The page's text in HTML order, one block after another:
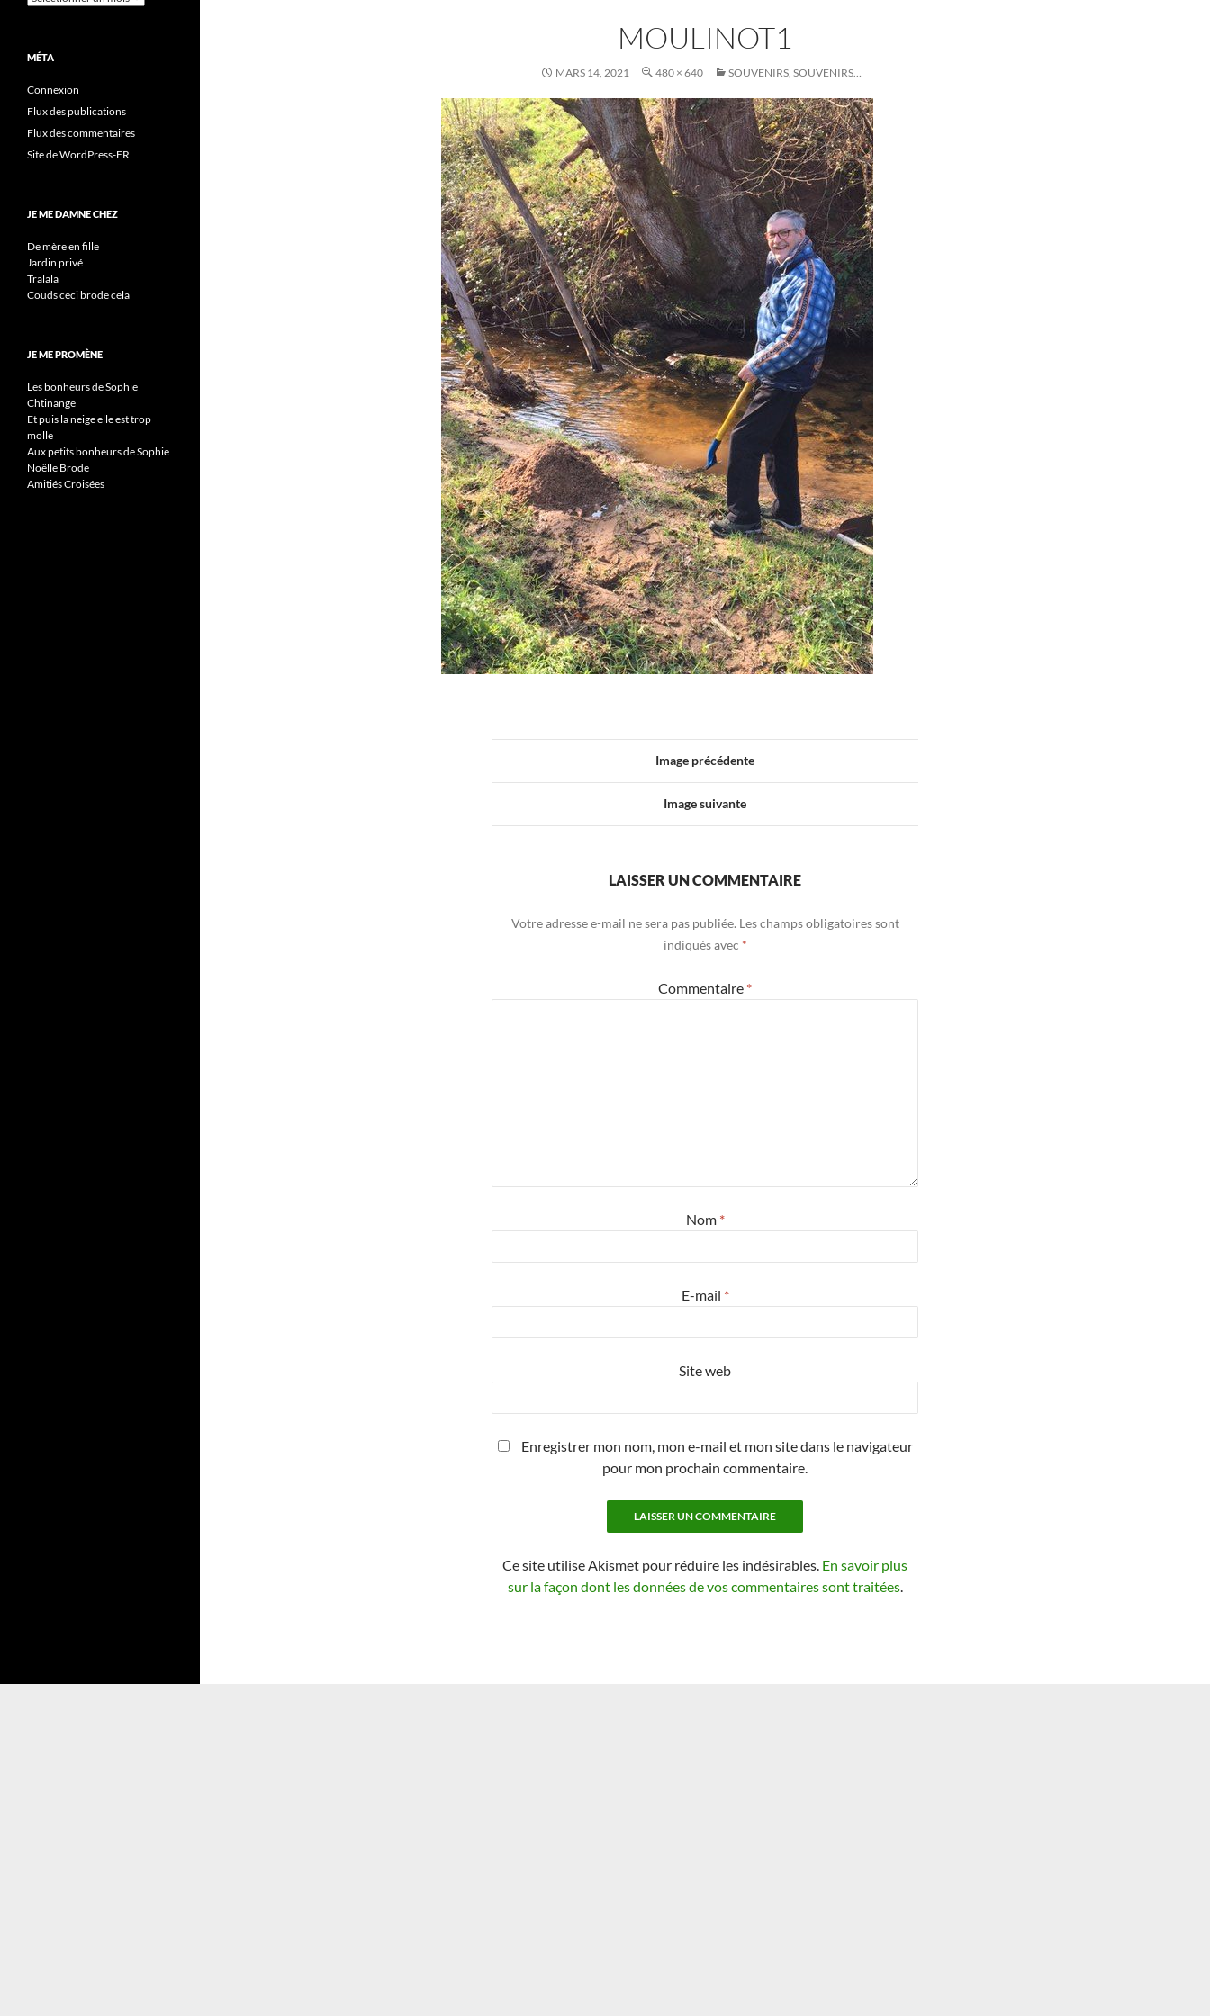
MOULINOT1
MARS 14, 2021 480 × 640 SOUVENIRS, SOUVENIRS…
Image précédente
Image suivante
LAISSER UN COMMENTAIRE
Votre adresse e-mail ne sera pas publiée. Les champs obligatoires sont
indiqués avec *
Commentaire *
Nom *
E-mail *
Site web
Enregistrer mon nom, mon e-mail et mon site dans le navigateur
pour mon prochain commentaire.
Ce site utilise Akismet pour réduire les indésirables. En savoir plus
sur la façon dont les données de vos commentaires sont traitées.
MÉTA
Connexion
Flux des publications
Flux des commentaires
Site de WordPress-FR
JE ME DAMNE CHEZ
De mère en fille
Jardin privé
Tralala
Couds ceci brode cela
JE ME PROMÈNE
Les bonheurs de Sophie
Chtinange
Et puis la neige elle est trop
molle
Aux petits bonheurs de Sophie
Noëlle Brode
Amitiés Croisées